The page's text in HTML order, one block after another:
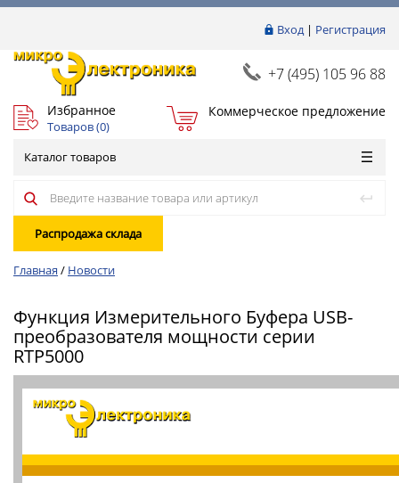
Вход| Регистрация
+7 (495) 105 96 88
Избранное
Товаров (0)
Коммерческое предложение
Каталог товаров
Распродажа склада
Главная / Новости
Функция Измерительного Буфера USB-
преобразователя мощности серии
RTP5000